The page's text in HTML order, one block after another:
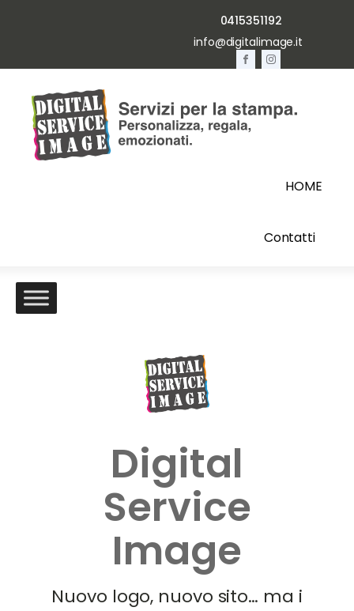
0415351192
info@digitalimage.it
HOME
Contatti
Digital
Service
Image
Nuovo logo, nuovo sito… ma i